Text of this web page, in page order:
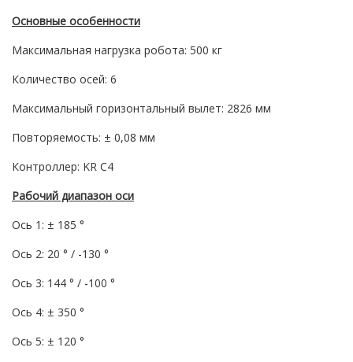
Основные особенности
Максимальная нагрузка робота: 500 кг
Количество осей: 6
Максимальный горизонтальный вылет: 2826 мм
Повторяемость: ± 0,08 мм
Контроллер: KR C4
Рабочий диапазон оси
Ось 1: ± 185 °
Ось 2: 20 ° / -130 °
Ось 3: 144 ° / -100 °
Ось 4: ± 350 °
Ось 5: ± 120 °